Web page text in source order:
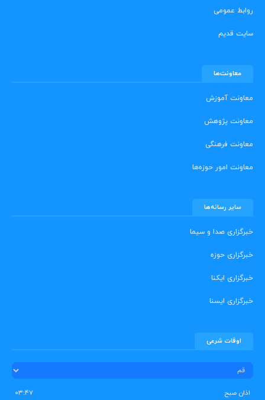
روابط عمومی
سایت قدیم
معاونت‌ها
معاونت آموزش
معاونت پژوهش
معاونت فرهنگی
معاونت امور حوزه‌ها
سایر رسانه‌ها
خبرگزاری صدا و سیما
خبرگزاری حوزه
خبرگزاری ایکنا
خبرگزاری ایسنا
اوقات شرعی
اذان صبح ۰۳:۴۷